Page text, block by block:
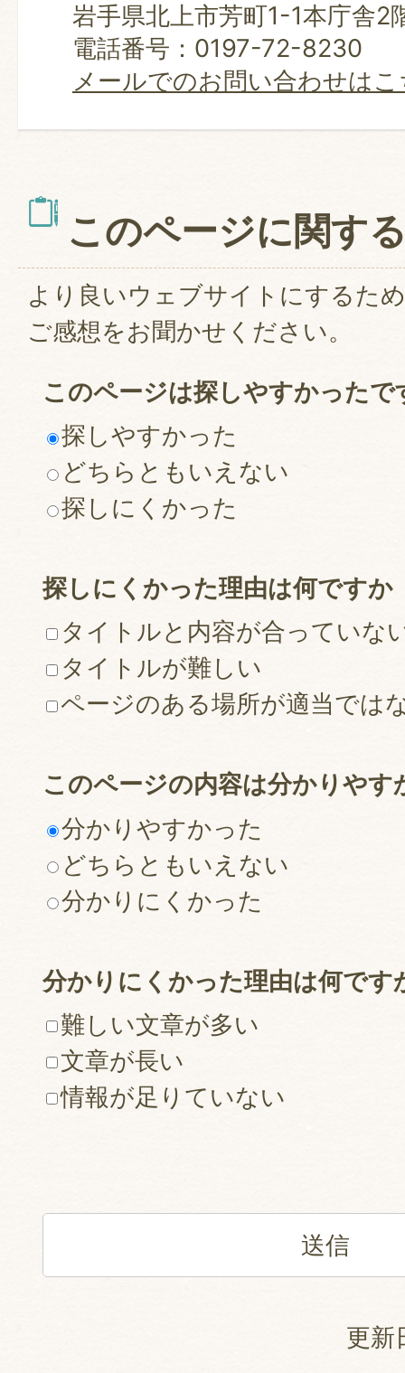
岩手県北上市芳町1-1本庁舎2
電話番号：0197-72-8230
メールでのお問い合わせは
このページに関す
より良いウェブサイトにするた
ご感想をお聞かせください。
このページは探しやすかったで
探しやすかった
どちらともいえない
探しにくかった
探しにくかった理由は何ですか
タイトルと内容が合っていな
タイトルが難しい
ページのある場所が適当では
このページの内容は分かりやす
分かりやすかった
どちらともいえない
分かりにくかった
分かりにくかった理由は何です
難しい文章が多い
文章が長い
情報が足りていない
更新